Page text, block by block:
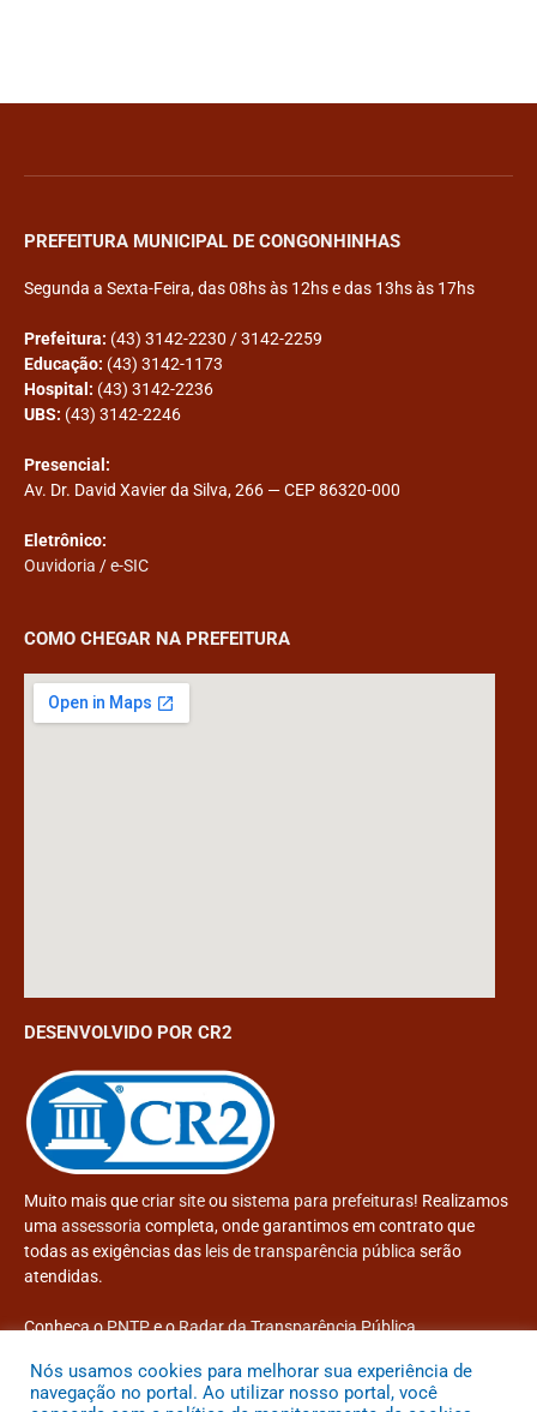
PREFEITURA MUNICIPAL DE CONGONHINHAS
Segunda a Sexta-Feira, das 08hs às 12hs e das 13hs às 17hs
Prefeitura: (43) 3142-2230 / 3142-2259
Educação: (43) 3142-1173
Hospital: (43) 3142-2236
UBS: (43) 3142-2246
Presencial:
Av. Dr. David Xavier da Silva, 266 — CEP 86320-000
Eletrônico:
Ouvidoria /e-SIC
COMO CHEGAR NA PREFEITURA
DESENVOLVIDO POR CR2
Muito mais quecriar siteou sistema para prefeituras! Realizamos
uma assessoria completa, onde garantimos em contrato que
todas as exigências das leis de transparência pública serão
atendidas.
Conheça oPNTPe oRadar da Transparência Pública
Nós usamos cookies para melhorar sua experiência de
navegação no portal. Ao utilizar nosso portal, você